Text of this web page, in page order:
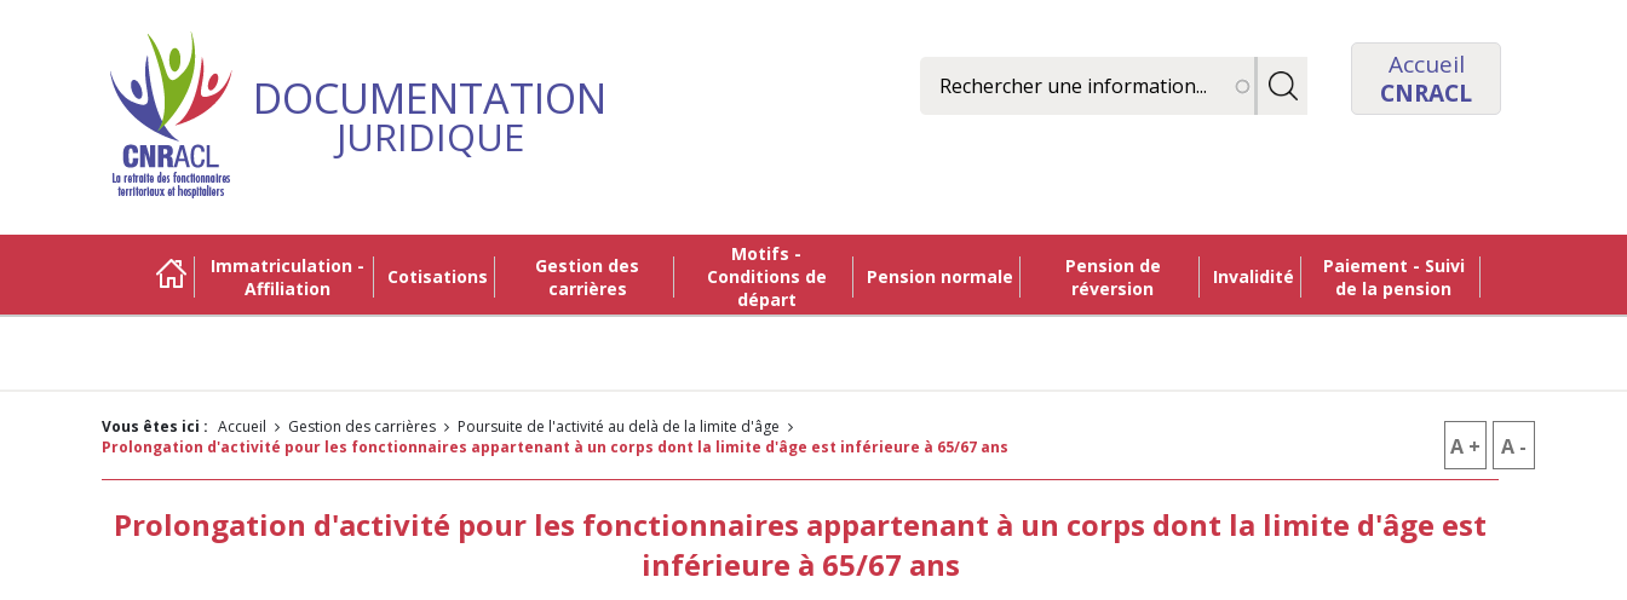
DOCUMENTATION
JURIDIQUE
Accueil
CNRACL
Immatriculation -
Affiliation
Cotisations
Gestion des
carrières
Motifs -
Conditions de
départ
Pension normale
Pension de
réversion
Invalidité
Paiement - Suivi
de la pension
Vous êtes ici : Accueil Gestion des carrières
Poursuite de l'activité au delà de la limite d'âge
Prolongation d'activité pour les fonctionnaires appartenant à un corps dont la limite d'âge est inférieure à 65/67 ans
A + AUGMENTER
TAILLE
A -
Prolongation d'activité pour les fonctionnaires appartenant à un corps dont la limite d'âge est
inférieure à 65/67 ans